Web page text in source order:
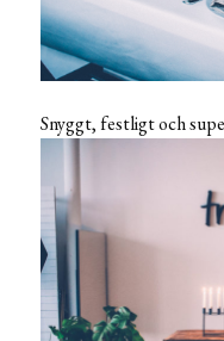
Snyggt, festligt och